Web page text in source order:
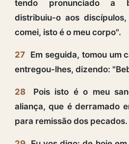
tendo pronunciado a
distribuiu-o aos
comei, isto é o meu corpo".
27 Em seguida, tomou um
entregou-lhes, dizendo:
28
Pois isto é o meu
aliança, que é derramado
para remissão dos pecados.